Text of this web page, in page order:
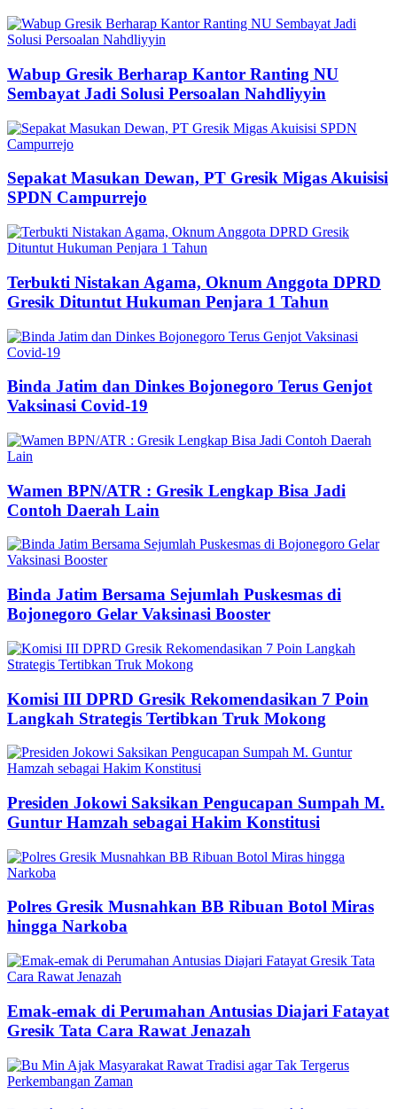
Wabup Gresik Berharap Kantor Ranting NU
Sembayat Jadi Solusi Persoalan Nahdliyyin
Sepakat Masukan Dewan, PT Gresik Migas Akuisisi
SPDN Campurrejo
Terbukti Nistakan Agama, Oknum Anggota DPRD
Gresik Dituntut Hukuman Penjara 1 Tahun
Binda Jatim dan Dinkes Bojonegoro Terus Genjot
Vaksinasi Covid-19
Wamen BPN/ATR : Gresik Lengkap Bisa Jadi
Contoh Daerah Lain
Binda Jatim Bersama Sejumlah Puskesmas di
Bojonegoro Gelar Vaksinasi Booster
Komisi III DPRD Gresik Rekomendasikan 7 Poin
Langkah Strategis Tertibkan Truk Mokong
Presiden Jokowi Saksikan Pengucapan Sumpah M.
Guntur Hamzah sebagai Hakim Konstitusi
Polres Gresik Musnahkan BB Ribuan Botol Miras
hingga Narkoba
Emak-emak di Perumahan Antusias Diajari Fatayat
Gresik Tata Cara Rawat Jenazah